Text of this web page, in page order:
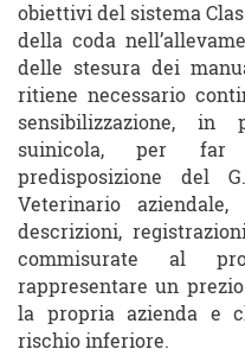
obiettivi del sistema
della coda
delle stesura dei
ritiene necessario
sensibilizzazione,
suinicola, per far
predisposizione del
Veterinario
descrizioni,
commisurate al
rappresentare un
la propria azienda e
rischio inferiore.